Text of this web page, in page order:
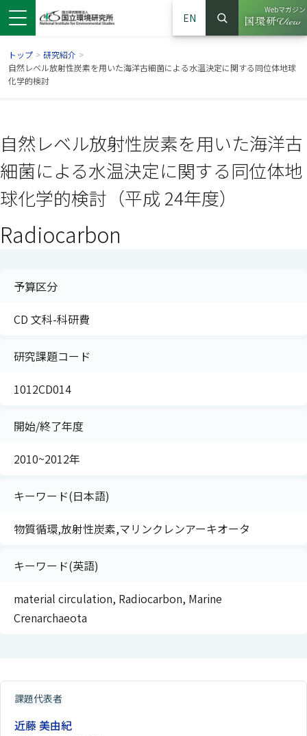
ドウで開きます）
ンドウで開きます）
ウインドウで開きます）
EN
サイト内検索
検索
Webマガジン
（別ウイ
トップ > 研究紹介 >
自然レベル放射性炭素を用いた海洋古細菌による水温決定に関する同位体地球
化学的検討
自然レベル放射性炭素を用いた海洋古
細菌による水温決定に関する同位体地
球化学的検討（平成 24年度）
Radiocarbon
予算区分
CD 文科-科研費
研究課題コード
1012CD014
開始/終了年度
2010~2012年
キーワード(日本語)
物質循環,放射性炭素,マリンクレンアーキオータ
キーワード(英語)
material circulation, Radiocarbon, Marine
Crenarchaeota
課題代表者
近藤 美由紀